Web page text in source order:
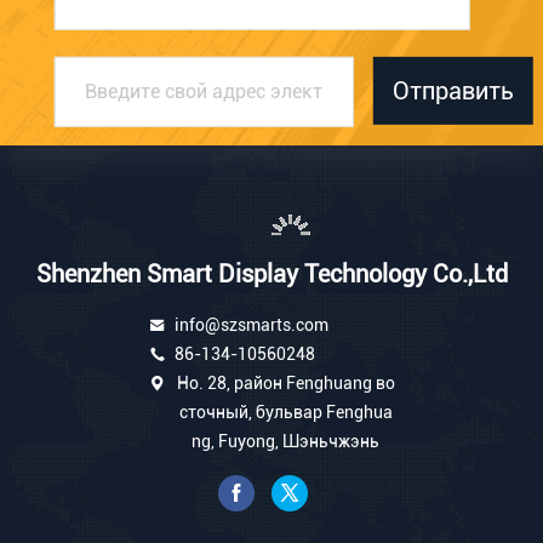
Отправить
Shenzhen Smart Display Technology Co.,Ltd
info@szsmarts.com
86-134-10560248
Но. 28, район Fenghuang во
сточный, бульвар Fenghua
ng, Fuyong, Шэньчжэнь